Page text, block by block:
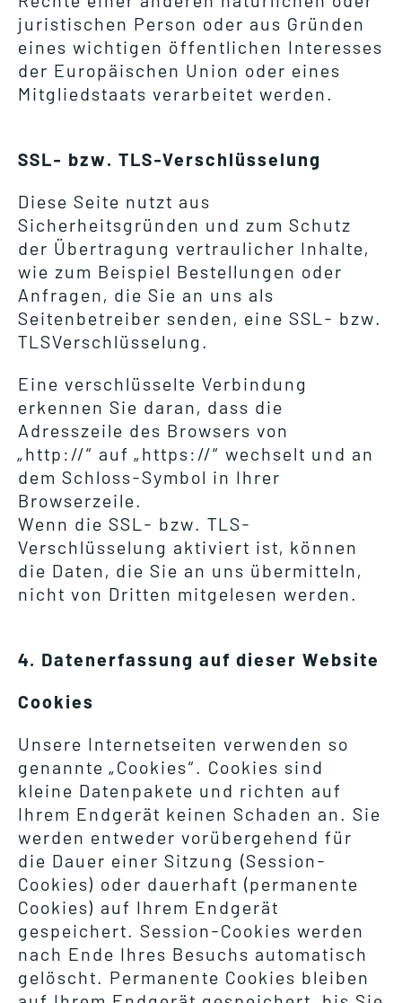
juristischen Person oder aus Gründen
eines wichtigen öffentlichen Interesses
der Europäischen Union oder eines
Mitgliedstaats verarbeitet werden.
SSL- bzw. TLS-Verschlüsselung
Diese Seite nutzt aus
Sicherheitsgründen und zum Schutz
der Übertragung vertraulicher Inhalte,
wie zum Beispiel Bestellungen oder
Anfragen, die Sie an uns als
Seitenbetreiber senden, eine SSL- bzw.
TLSVerschlüsselung.
Eine verschlüsselte Verbindung
erkennen Sie daran, dass die
Adresszeile des Browsers von
„http://“ auf „https://“ wechselt und an
dem Schloss-Symbol in Ihrer
Browserzeile.
Wenn die SSL- bzw. TLS-
Verschlüsselung aktiviert ist, können
die Daten, die Sie an uns übermitteln,
nicht von Dritten mitgelesen werden.
4. Datenerfassung auf dieser Website
Cookies
Unsere Internetseiten verwenden so
genannte „Cookies“. Cookies sind
kleine Datenpakete und richten auf
Ihrem Endgerät keinen Schaden an. Sie
werden entweder vorübergehend für
die Dauer einer Sitzung (Session-
Cookies) oder dauerhaft (permanente
Cookies) auf Ihrem Endgerät
gespeichert. Session-Cookies werden
nach Ende Ihres Besuchs automatisch
gelöscht. Permanente Cookies bleiben